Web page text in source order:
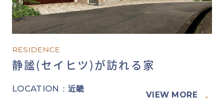
RESIDENCE
静謐(セイヒツ)が訪れる家
LOCATION： 近畿
VIEW MORE